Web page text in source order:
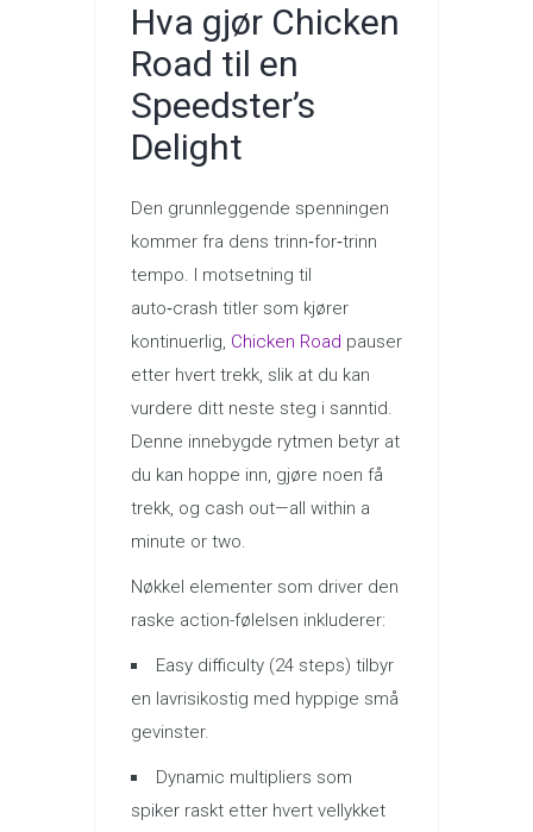
Hva gjør Chicken
Road til en
Speedster’s
Delight
Den grunnleggende spenningen
kommer fra dens trinn‑for‑trinn
tempo. I motsetning til
auto‑crash titler som kjører
kontinuerlig, Chicken Road pauser
etter hvert trekk, slik at du kan
vurdere ditt neste steg i sanntid.
Denne innebygde rytmen betyr at
du kan hoppe inn, gjøre noen få
trekk, og cash out—all within a
minute or two.
Nøkkel elementer som driver den
raske action-følelsen inkluderer:
Easy difficulty (24 steps) tilbyr
en lavrisikostig med hyppige små
gevinster.
Dynamic multipliers som
spiker raskt etter hvert vellykket